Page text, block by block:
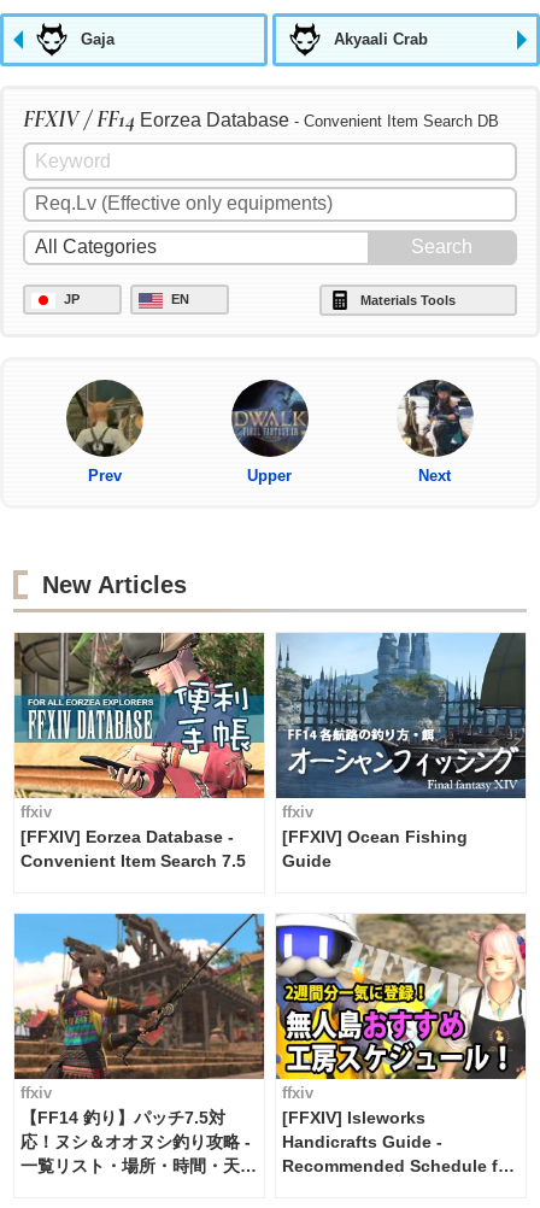
Gaja Akyaali Crab
FFXIV / FF14 Eorzea Database - Convenient Item Search DB
JP EN Materials Tools
Prev Upper Next
New Articles
ffxiv
[FFXIV] Eorzea Database -
Convenient Item Search 7.5
ffxiv
[FFXIV] Ocean Fishing
Guide
ffxiv
【FF14 釣り】パッチ7.5対
応！ヌシ＆オオヌシ釣り攻略 -
一覧リスト・場所・時間・天
ffxiv
[FFXIV] Isleworks
Handicrafts Guide -
Recommended Schedule for